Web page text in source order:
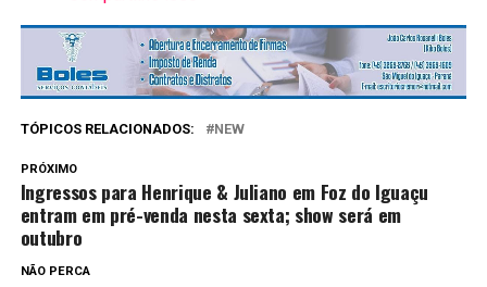
TÓPICOS RELACIONADOS: NEW
PRÓXIMO
Ingressos para Henrique & Juliano em Foz do Iguaçu
entram em pré-venda nesta sexta; show será em
outubro
NÃO PERCA